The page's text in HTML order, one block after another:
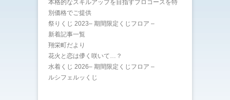
本格的なスキルアップを目指すプロコースを特
別価格でご提供
祭りくじ 2023– 期間限定くじフロア –
新着記事一覧
翔栄町だより
花火と恋は儚く咲いて…？
水着くじ 2026– 期間限定くじフロア –
ルシフェルッくじ